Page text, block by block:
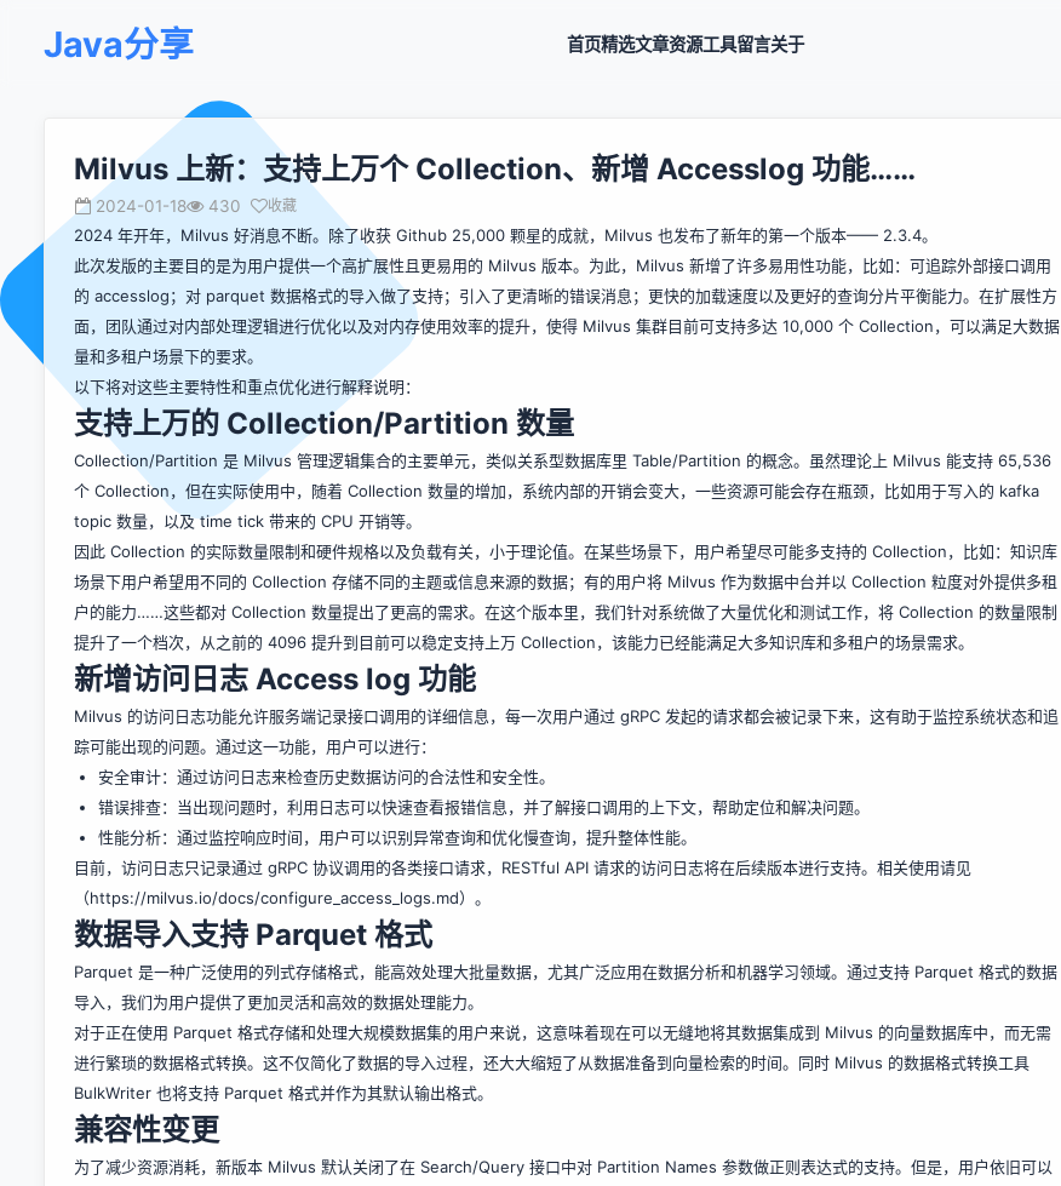
Java分享 首页精选文章资源工具留言关于
Milvus 上新：支持上万个 Collection、新增 Accesslog 功能……
2024-01-18 430 收藏
2024 年开年，Milvus 好消息不断。除了收获 Github 25,000 颗星的成就，Milvus 也发布了新年的第一个版本—— 2.3.4。
此次发版的主要目的是为用户提供一个高扩展性且更易用的 Milvus 版本。为此，Milvus 新增了许多易用性功能，比如：可追踪外部接口调用
的 accesslog；对 parquet 数据格式的导入做了支持；引入了更清晰的错误消息；更快的加载速度以及更好的查询分片平衡能力。在扩展性方
面，团队通过对内部处理逻辑进行优化以及对内存使用效率的提升，使得 Milvus 集群目前可支持多达 10,000 个 Collection，可以满足大数据
量和多租户场景下的要求。
以下将对这些主要特性和重点优化进行解释说明：
支持上万的 Collection/Partition 数量
Collection/Partition 是 Milvus 管理逻辑集合的主要单元，类似关系型数据库里 Table/Partition 的概念。虽然理论上 Milvus 能支持 65,536
个 Collection，但在实际使用中，随着 Collection 数量的增加，系统内部的开销会变大，一些资源可能会存在瓶颈，比如用于写入的 kafka
topic 数量，以及 time tick 带来的 CPU 开销等。
因此 Collection 的实际数量限制和硬件规格以及负载有关，小于理论值。在某些场景下，用户希望尽可能多支持的 Collection，比如：知识库
场景下用户希望用不同的 Collection 存储不同的主题或信息来源的数据；有的用户将 Milvus 作为数据中台并以 Collection 粒度对外提供多租
户的能力……这些都对 Collection 数量提出了更高的需求。在这个版本里，我们针对系统做了大量优化和测试工作，将 Collection 的数量限制
提升了一个档次，从之前的 4096 提升到目前可以稳定支持上万 Collection，该能力已经能满足大多知识库和多租户的场景需求。
新增访问日志 Access log 功能
Milvus 的访问日志功能允许服务端记录接口调用的详细信息，每一次用户通过 gRPC 发起的请求都会被记录下来，这有助于监控系统状态和追
踪可能出现的问题。通过这一功能，用户可以进行：
安全审计：通过访问日志来检查历史数据访问的合法性和安全性。
错误排查：当出现问题时，利用日志可以快速查看报错信息，并了解接口调用的上下文，帮助定位和解决问题。
性能分析：通过监控响应时间，用户可以识别异常查询和优化慢查询，提升整体性能。
目前，访问日志只记录通过 gRPC 协议调用的各类接口请求，RESTful API 请求的访问日志将在后续版本进行支持。相关使用请见
（https://milvus.io/docs/configure_access_logs.md）。
数据导入支持 Parquet 格式
Parquet 是一种广泛使用的列式存储格式，能高效处理大批量数据，尤其广泛应用在数据分析和机器学习领域。通过支持 Parquet 格式的数据
导入，我们为用户提供了更加灵活和高效的数据处理能力。
对于正在使用 Parquet 格式存储和处理大规模数据集的用户来说，这意味着现在可以无缝地将其数据集成到 Milvus 的向量数据库中，而无需
进行繁琐的数据格式转换。这不仅简化了数据的导入过程，还大大缩短了从数据准备到向量检索的时间。同时 Milvus 的数据格式转换工具
BulkWriter 也将支持 Parquet 格式并作为其默认输出格式。
兼容性变更
为了减少资源消耗，新版本 Milvus 默认关闭了在 Search/Query 接口中对 Partition Names 参数做正则表达式的支持。但是，用户依旧可以